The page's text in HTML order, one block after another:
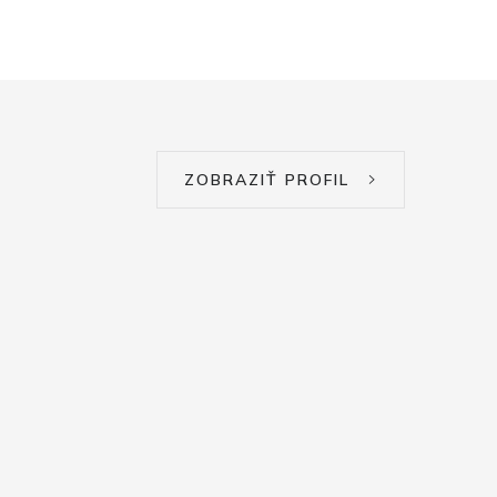
ZOBRAZIŤ PROFIL